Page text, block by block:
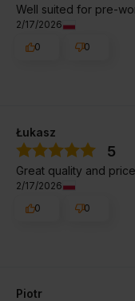
Well suited for pre-
2/17/2026
0
0
Łukasz
5
Great quality and price
2/17/2026
0
0
Piotr